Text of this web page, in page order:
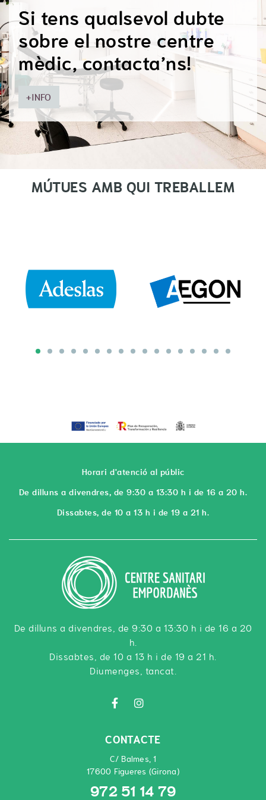
Si tens qualsevol dubte
sobre el nostre centre
mèdic, contacta’ns!
+INFO
MÚTUES AMB QUI TREBALLEM
1 2 3 4 5 6 7 8 9 10 11 12 13 14 15 16 17
Horari d'atenció al públic
De dilluns a divendres, de 9:30 a 13:30 h i de 16 a 20 h.
Dissabtes, de 10 a 13 h i de 19 a 21 h.
De dilluns a divendres, de 9:30 a 13:30 h i de 16 a 20
h.
Dissabtes, de 10 a 13 h i de 19 a 21 h.
Diumenges, tancat.
CONTACTE
C/ Balmes, 1
17600 Figueres (Girona)
972 51 14 79